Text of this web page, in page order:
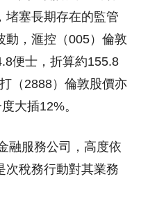
堵塞長期存在的監管
動，滙控（005）倫敦
便士，折算約155.8
（2888）倫敦股價亦
大插12%。
融服務公司，高度依
次稅務行動對其業務